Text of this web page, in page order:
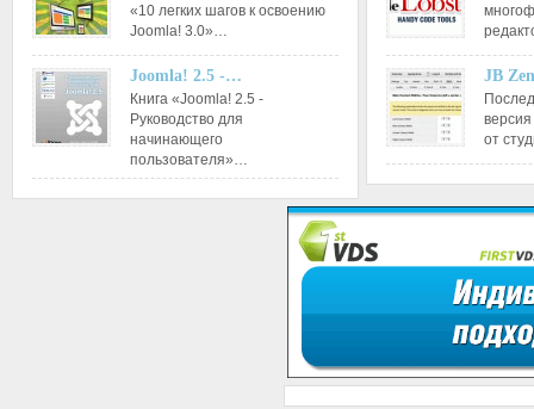
«10 легких шагов к освоению
Joomla! 3.0»…
Joomla! 2.5 -…
Книга «Joomla! 2.5 -
Руководство для
начинающего
пользователя»…
JB
от